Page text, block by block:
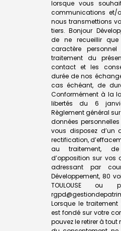
lorsque vous
communications et/
nous transmettions
tiers. Bonjour
de ne recueillir
caractère
traitement du
contact et les
durée de nos
cas échéant, de
Conformément à la
libertés du 6
Règlement général
données personnelles
vous disposez d’un
rectification,
au traitement,
d’opposition sur vos
adressant par
Développement, 80
TOULOUSE
Lorsque le
est fondé sur votre
pouvez le retirer à tout